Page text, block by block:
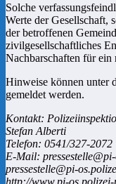
Solche
Werte der Gesellschaft,
der betroffenen
zivilgesellschaftliches
Nachbarschaften für ein
Hinweise können unter
gemeldet werden.
Kontakt:
Stefan Alberti
Telefon: 0541/327-2072
E-Mail:
pressestelle@pi-
http://www.pi-